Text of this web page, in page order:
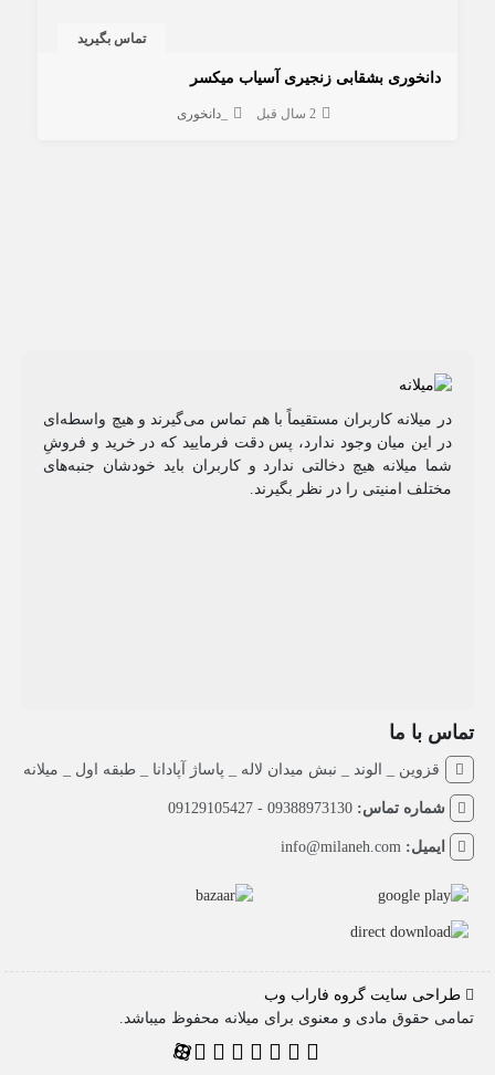
تماس بگیرید
دانخوری بشقابی زنجیری آسیاب میکسر
2 سال قبل _دانخوری
در میلانه کاربران مستقیماً با هم تماس می‌گیرند و هیچ واسطه‌ای
در این میان وجود ندارد، پس دقت فرمایید که در خرید و فروشِ
شما میلانه هیچ دخالتی ندارد و کاربران باید خودشان جنبه‌های
مختلف امنیتی را در نظر بگیرند.
تماس با ما
قزوین _ الوند _ نبش میدان لاله _ پاساژ آپادانا _ طبقه اول _ میلانه
شماره تماس:09388973130 - 09129105427
ایمیل:info@milaneh.com
طراحی سایت گروه فاراب وب
تمامی حقوق مادی و معنوی برای میلانه محفوظ میباشد.